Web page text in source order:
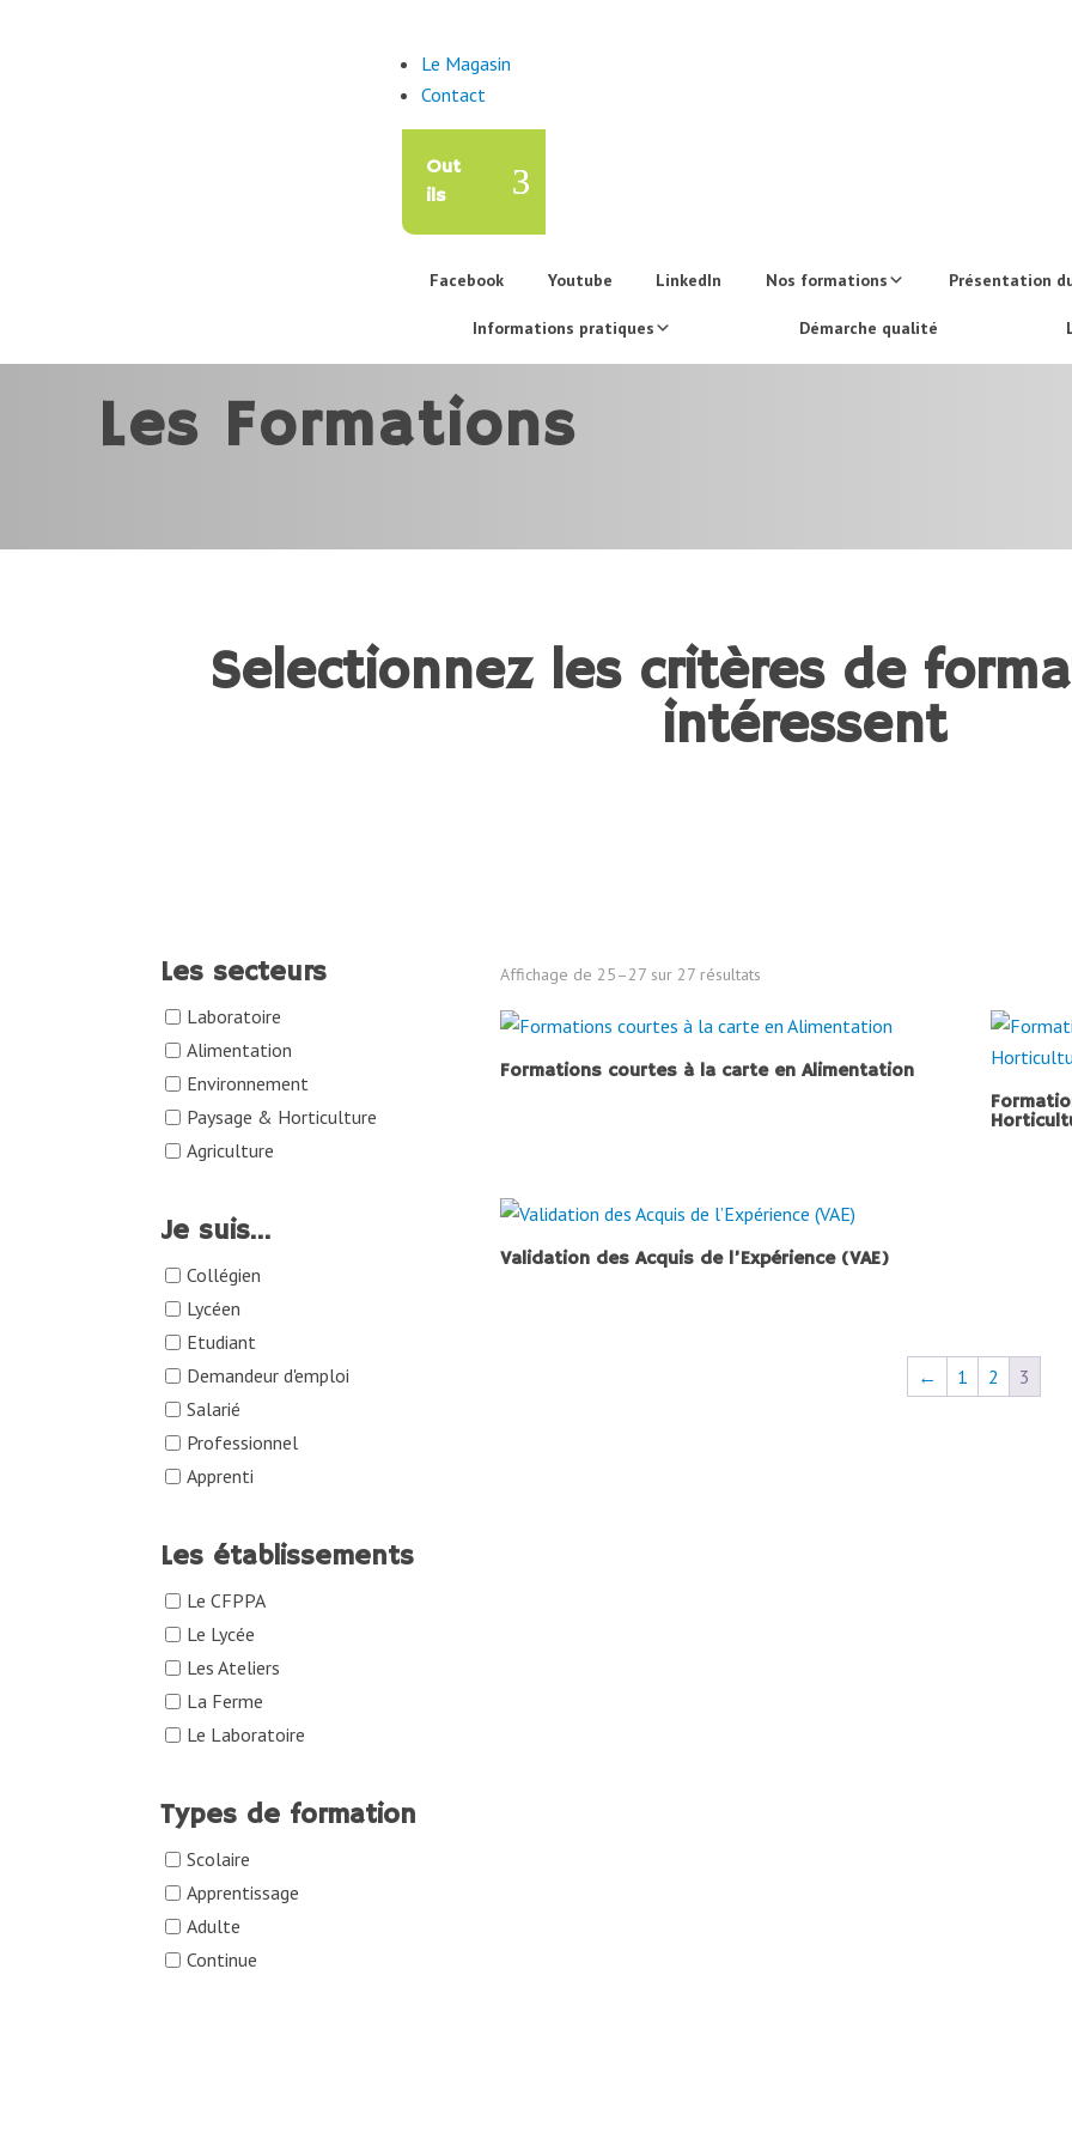
Le Magasin
Contact
Out
ils
Facebook Youtube LinkedIn Nos formations Présentation
Informations pratiques Démarche qualité
Les Formations
Selectionnez les critères de
intéressent
Les secteurs
Laboratoire
Alimentation
Environnement
Paysage & Horticulture
Agriculture
Je suis…
Collégien
Lycéen
Etudiant
Demandeur d'emploi
Salarié
Professionnel
Apprenti
Les établissements
Le CFPPA
Le Lycée
Les Ateliers
La Ferme
Le Laboratoire
Types de formation
Scolaire
Apprentissage
Adulte
Continue
Affichage de 25–27 sur 27 résultats
Formations courtes à la carte en Alimentation
Validation des Acquis de l’Expérience (VAE)
← 1 2 3